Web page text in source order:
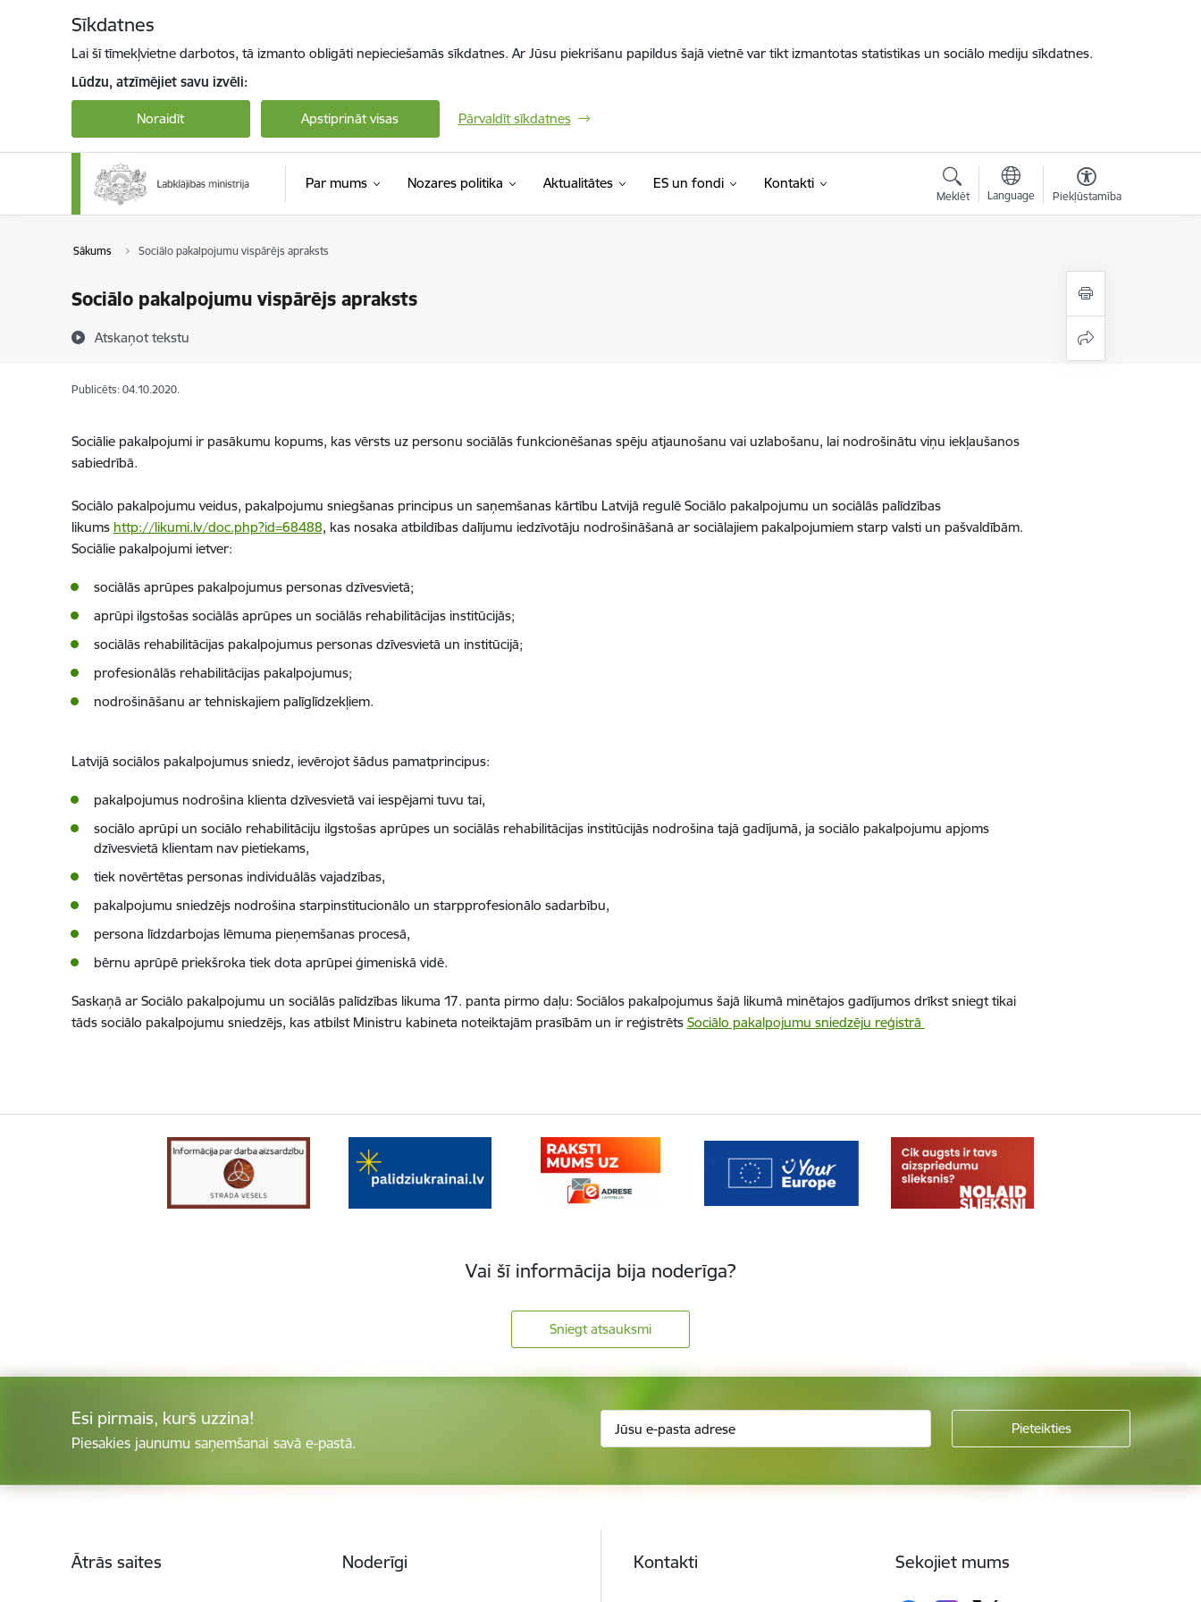
Sīkdatnes
Lai šī tīmekļvietne darbotos, tā izmanto obligāti nepieciešamās sīkdatnes. Ar Jūsu piekrišanu papildus šajā vietnē var tikt izmantotas statistikas un sociālo mediju sīkdatnes.
Lūdzu, atzīmējiet savu izvēli:
Noraidīt Apstiprināt visas Pārvaldīt sīkdatnes
Par mums Nozares politika Aktualitātes ES un fondi Kontakti
Meklēt Language Piekļūstamība
Sākums Sociālo pakalpojumu vispārējs apraksts
Sociālo pakalpojumu vispārējs apraksts
Atskaņot tekstu
Publicēts: 04.10.2020.
Sociālie pakalpojumi ir pasākumu kopums, kas vērsts uz personu sociālās funkcionēšanas spēju atjaunošanu vai uzlabošanu, lai nodrošinātu viņu iekļaušanos
sabiedrībā.
Sociālo pakalpojumu veidus, pakalpojumu sniegšanas principus un saņemšanas kārtību Latvijā regulē Sociālo pakalpojumu un sociālās palīdzības
likums http://likumi.lv/doc.php?id=68488, kas nosaka atbildības dalījumu iedzīvotāju nodrošināšanā ar sociālajiem pakalpojumiem starp valsti un pašvaldībām.
Sociālie pakalpojumi ietver:
sociālās aprūpes pakalpojumus personas dzīvesvietā;
aprūpi ilgstošas sociālās aprūpes un sociālās rehabilitācijas institūcijās;
sociālās rehabilitācijas pakalpojumus personas dzīvesvietā un institūcijā;
profesionālās rehabilitācijas pakalpojumus;
nodrošināšanu ar tehniskajiem palīglīdzekļiem.
Latvijā sociālos pakalpojumus sniedz, ievērojot šādus pamatprincipus:
pakalpojumus nodrošina klienta dzīvesvietā vai iespējami tuvu tai,
sociālo aprūpi un sociālo rehabilitāciju ilgstošas aprūpes un sociālās rehabilitācijas institūcijās nodrošina tajā gadījumā, ja sociālo pakalpojumu apjoms
dzīvesvietā klientam nav pietiekams,
tiek novērtētas personas individuālās vajadzības,
pakalpojumu sniedzējs nodrošina starpinstitucionālo un starpprofesionālo sadarbību,
persona līdzdarbojas lēmuma pieņemšanas procesā,
bērnu aprūpē priekšroka tiek dota aprūpei ģimeniskā vidē.
Saskaņā ar Sociālo pakalpojumu un sociālās palīdzības likuma 17. panta pirmo daļu: Sociālos pakalpojumus šajā likumā minētajos gadījumos drīkst sniegt tikai
tāds sociālo pakalpojumu sniedzējs, kas atbilst Ministru kabineta noteiktajām prasībām un ir reģistrēts Sociālo pakalpojumu sniedzēju reģistrā
Vai šī informācija bija noderīga?
Sniegt atsauksmi
Esi pirmais, kurš uzzina!
Piesakies jaunumu saņemšanai savā e-pastā.
Ātrās saites Noderīgi Kontakti Sekojiet mums